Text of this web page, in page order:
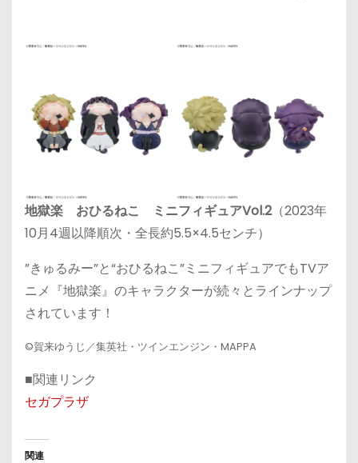
地獄楽 おひるねこ ミニフィギュアVol.2（2023年
10月4週以降順次・全長約5.5×4.5センチ）
”きゅるみー”と“おひるねこ”ミニフィギュアでもTVア
ニメ『地獄楽』のキャラクターが続々とラインナップ
されています！
©賀来ゆうじ／集英社・ツインエンジン・MAPPA
■関連リンク
セガプラザ
関連